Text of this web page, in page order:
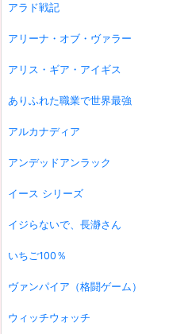
アラド戦記
アリーナ・オブ・ヴァラー
アリス・ギア・アイギス
ありふれた職業で世界最強
アルカナディア
アンデッドアンラック
イース シリーズ
イジらないで、長瀞さん
いちご100％
ヴァンパイア（格闘ゲーム）
ウィッチウォッチ